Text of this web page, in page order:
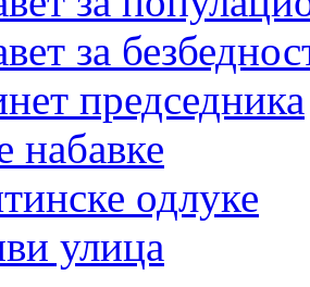
за
председника
набавке
одлуке
улица